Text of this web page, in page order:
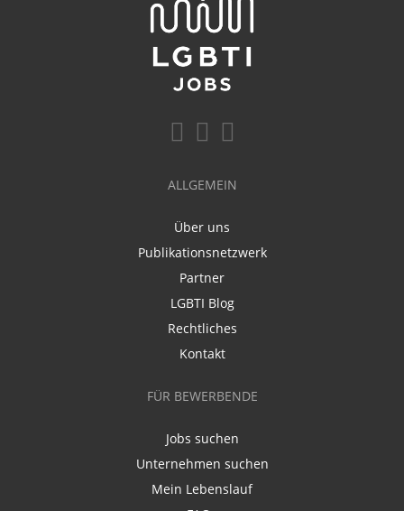
ALLGEMEIN
Über uns
Publikationsnetzwerk
Partner
LGBTI Blog
Rechtliches
Kontakt
FÜR BEWERBENDE
Jobs suchen
Unternehmen suchen
Mein Lebenslauf